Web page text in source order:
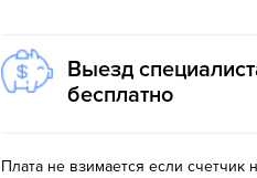
Выезд
бесплатно
Плата не взимается если счетчик